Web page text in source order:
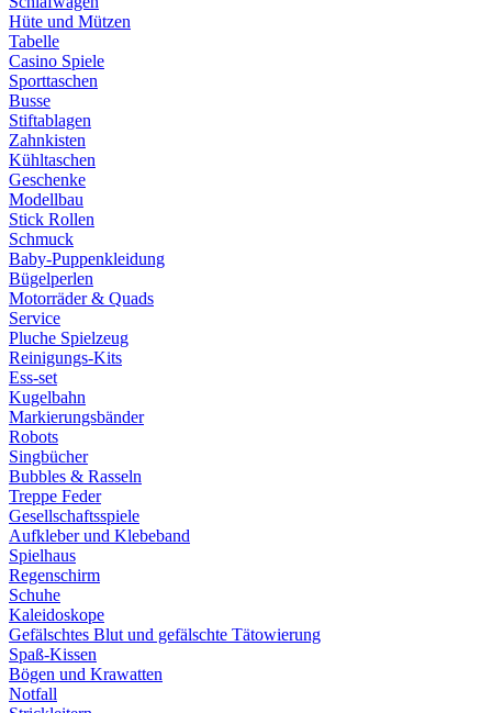
Hüte und Mützen
Tabelle
Casino Spiele
Sporttaschen
Busse
Stiftablagen
Zahnkisten
Kühltaschen
Geschenke
Modellbau
Stick Rollen
Schmuck
Baby-Puppenkleidung
Bügelperlen
Motorräder & Quads
Service
Pluche Spielzeug
Reinigungs-Kits
Ess-set
Kugelbahn
Markierungsbänder
Robots
Singbücher
Bubbles & Rasseln
Treppe Feder
Gesellschaftsspiele
Aufkleber und Klebeband
Spielhaus
Regenschirm
Schuhe
Kaleidoskope
Gefälschtes Blut und gefälschte Tätowierung
Spaß-Kissen
Bögen und Krawatten
Notfall